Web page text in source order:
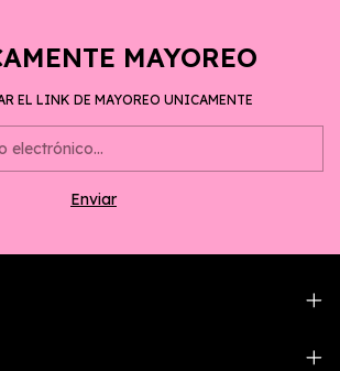
MAYOREO
EL LINK DE MAYOREO UNICAMENTE